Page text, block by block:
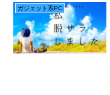
ガジェット系PC